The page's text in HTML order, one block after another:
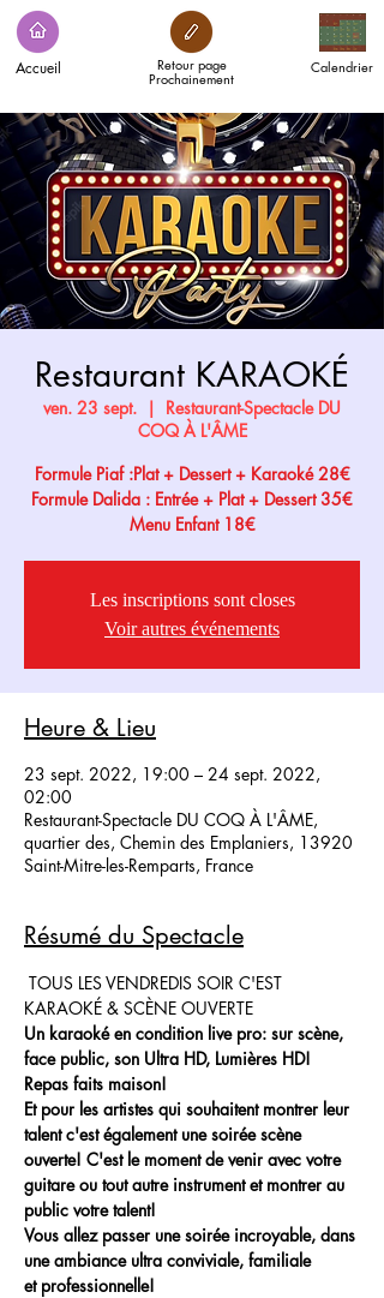
Accueil Calendrier
Retour page
Prochainement
Restaurant KARAOKÉ
ven. 23 sept.
  |
Restaurant-Spectacle DU
COQ À L'ÂME
Formule Piaf :Plat + Dessert + Karaoké 28€
Formule Dalida : Entrée + Plat + Dessert 35€
Menu Enfant 18€
Les inscriptions sont closes
Voir autres événements
Heure & Lieu
23 sept. 2022, 19:00 – 24 sept. 2022,
02:00
Restaurant-Spectacle DU COQ À L'ÂME,
quartier des, Chemin des Emplaniers, 13920
Saint-Mitre-les-Remparts, France
Résumé du Spectacle
TOUS LES VENDREDIS SOIR C'EST
KARAOKÉ & SCÈNE OUVERTE
Un karaoké en condition live pro: sur scène,
face public, son Ultra HD, Lumières HD!
Repas faits maison!
Et pour les artistes qui souhaitent montrer leur
talent c'est également une soirée scène
ouverte! C'est le moment de venir avec votre
guitare ou tout autre instrument et montrer au
public votre talent!
Vous allez passer une soirée incroyable, dans
une ambiance ultra conviviale, familiale
et professionnelle!